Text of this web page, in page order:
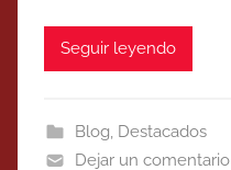
Seguir leyendo
Blog, Destacados
Dejar un comentario